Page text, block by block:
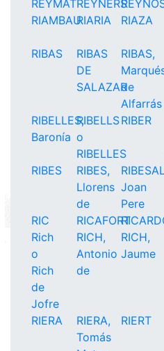
REYMATREYNERS
RIAMBAURIARIA RIAZA
RIBAS
RIBAS
DE
SALAZAR
RIBAS,
de
Alfarrás
RIBELLES,
Baronía
RIBELLS
o
RIBELLES
RIBER
RIBES
RIBES,
Llorens
de
Joan
Pere
RIC RICAFORT
Rich
o
Rich
de
Jofre
RICH,
Antonio
de
RICH,
Jaume
RIERA
RIERA,
Tomás
RIERT